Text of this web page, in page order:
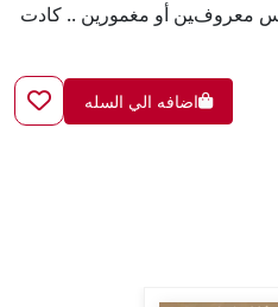
معروفﻴﻦ أو مغمورين .. كادت
اضافه الي السله